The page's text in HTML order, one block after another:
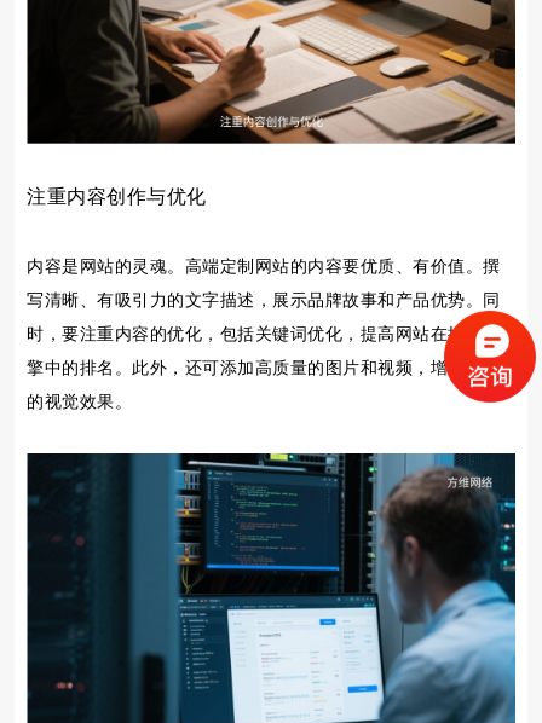
注重内容创作与优化
内容是网站的灵魂。高端定制网站的内容要优质、有价值。撰
写清晰、有吸引力的文字描述，展示品牌故事和产品优势。同
时，要注重内容的优化，包括关键词优化，提高网站在搜索引
擎中的排名。此外，还可添加高质量的图片和视频，增强内容
的视觉效果。